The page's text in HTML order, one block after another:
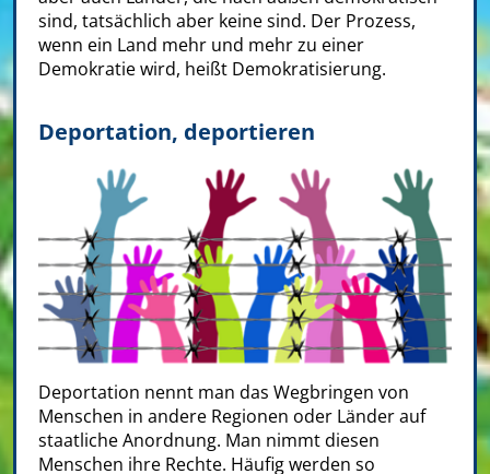
sind, tatsächlich aber keine sind. Der Prozess,
wenn ein Land mehr und mehr zu einer
Demokratie wird, heißt Demokratisierung.
Deportation, deportieren
Deportation nennt man das Wegbringen von
Menschen in andere Regionen oder Länder auf
staatliche Anordnung. Man nimmt diesen
Menschen ihre Rechte. Häufig werden so